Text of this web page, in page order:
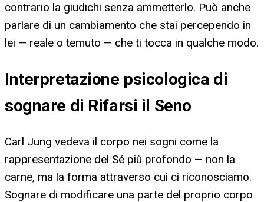
contrario la giudichi senza ammetterlo. Può anche
parlare di un cambiamento che stai percependo in
lei — reale o temuto — che ti tocca in qualche modo.
Interpretazione psicologica di
sognare di Rifarsi il Seno
Carl Jung vedeva il corpo nei sogni come la
rappresentazione del Sé più profondo — non la
carne, ma la forma attraverso cui ci riconosciamo.
Sognare di modificare una parte del proprio corpo